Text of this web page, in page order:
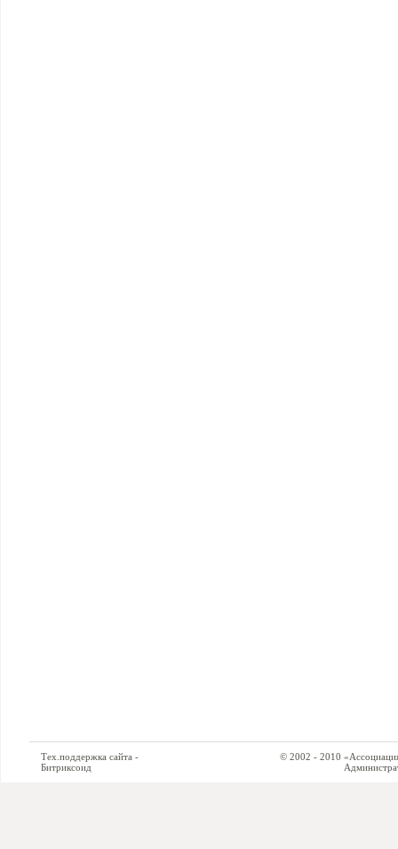
Тех.поддержка сайта -
Битриксоид
© 2002 - 2010 «Ассоциация